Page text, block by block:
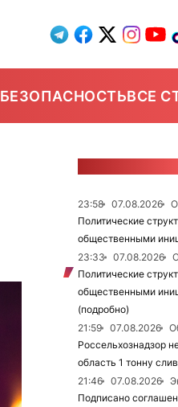
БЕЗОПАСНОСТЬВСЕ
23:58 07.08.2026
Политические
общественными
23:33
07.08.2026
Политические
общественными
(подробно)
21:59
07.08.2026
Россельхознадзор
область 1 тонну
21:46
07.08.2026
Подписано